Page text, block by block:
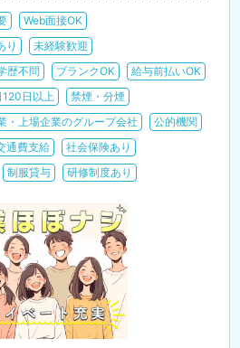
Web面接OK
り
未経験歓迎
歴不問 ブランクOK
給与前払いOK
120日以上
禁煙・分煙
・上場企業のグループ会社
公的機関
通費支給
社会保険あり
制服貸与 研修制度あり